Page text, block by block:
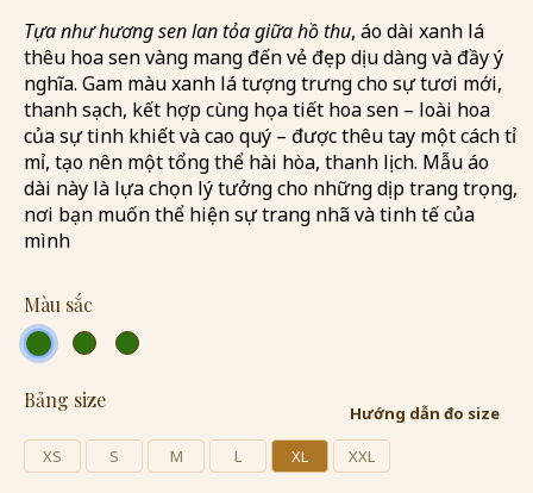
Tựa như hương sen lan tỏa giữa hồ thu, áo dài xanh lá
thêu hoa sen vàng mang đến vẻ đẹp dịu dàng và đầy ý
nghĩa. Gam màu xanh lá tượng trưng cho sự tươi mới,
thanh sạch, kết hợp cùng họa tiết hoa sen – loài hoa
của sự tinh khiết và cao quý – được thêu tay một cách tỉ
mỉ, tạo nên một tổng thể hài hòa, thanh lịch. Mẫu áo
dài này là lựa chọn lý tưởng cho những dịp trang trọng,
nơi bạn muốn thể hiện sự trang nhã và tinh tế của
mình
Màu sắc
Bảng size
Hướng dẫn đo size
XS
S M L XL XXL